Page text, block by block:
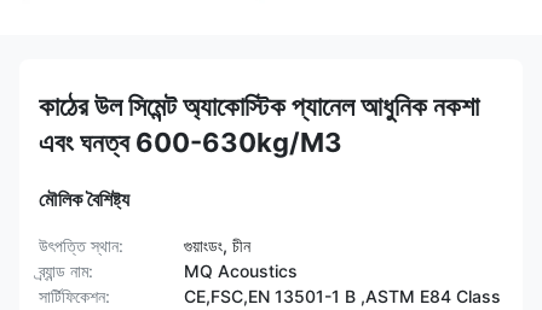
কাঠের উল সিমেন্ট অ্যাকোস্টিক প্যানেল আধুনিক নকশা
এবং ঘনত্ব 600-630kg/M3
মৌলিক বৈশিষ্ট্য
উৎপত্তি স্থান:
গুয়াংডং, চীন
ব্র্যান্ড নাম:
MQ Acoustics
সার্টিফিকেশন:
CE,FSC,EN 13501-1 B ,ASTM E84 Class